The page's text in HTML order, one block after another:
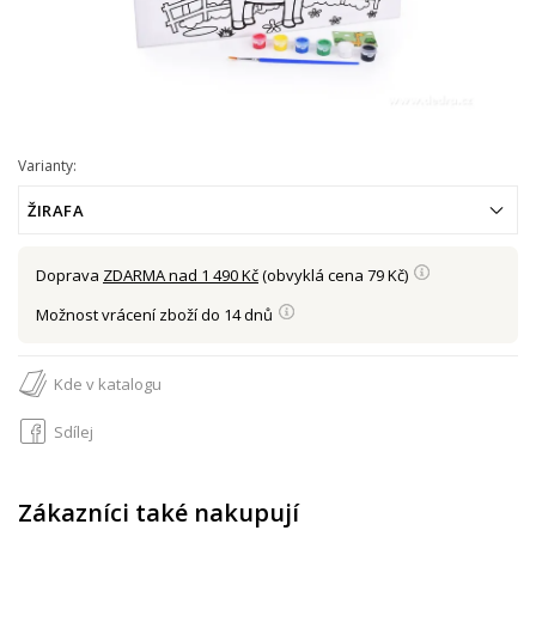
Varianty:
ŽIRAFA
Doprava ZDARMA nad 1 490 Kč(obvyklá cena 79 Kč)
Možnost vrácení zboží do 14 dnů
Kde v katalogu
Sdílej
Zákazníci také nakupují